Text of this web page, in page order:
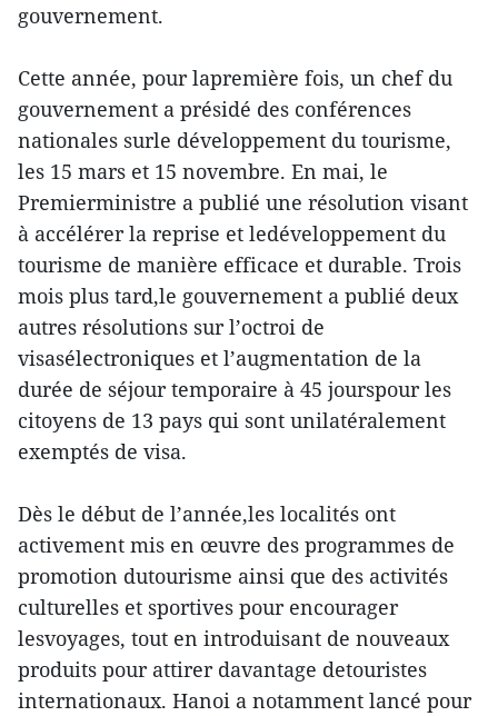
gouvernement.
Cette année, pour lapremière fois, un chef du
gouvernement a présidé des conférences
nationales surle développement du tourisme,
les 15 mars et 15 novembre. En mai, le
Premierministre a publié une résolution visant
à accélérer la reprise et ledéveloppement du
tourisme de manière efficace et durable. Trois
mois plus tard,le gouvernement a publié deux
autres résolutions sur l’octroi de
visasélectroniques et l’augmentation de la
durée de séjour temporaire à 45 jourspour les
citoyens de 13 pays qui sont unilatéralement
exemptés de visa.
Dès le début de l’année,les localités ont
activement mis en œuvre des programmes de
promotion dutourisme ainsi que des activités
culturelles et sportives pour encourager
lesvoyages, tout en introduisant de nouveaux
produits pour attirer davantage detouristes
internationaux. Hanoi a notamment lancé pour